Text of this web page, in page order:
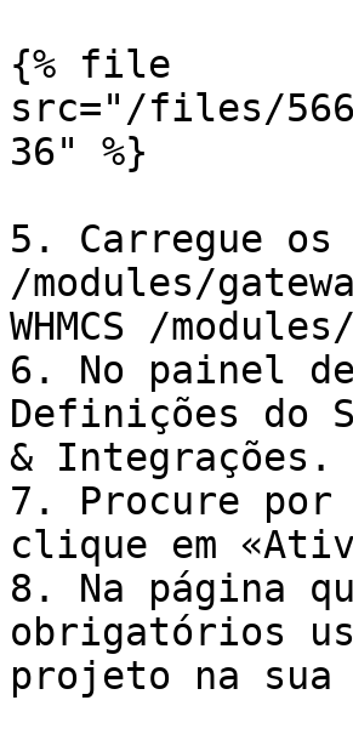
{% file
src="/files/
36" %}
5. Carregue
/modules/
WHMCS /
6. No painel de
Definições do
& Integrações.
7. Procure por
clique em
8. Na página
obrigatórios
projeto na sua